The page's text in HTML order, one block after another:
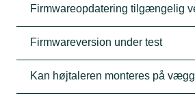
Firmwareopdatering tilgængelig
Firmwareversion under test
Kan højtaleren monteres på